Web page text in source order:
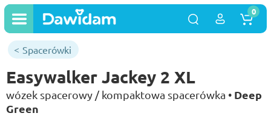
0
Spacerówki
Easywalker Jackey 2 XL
wózek spacerowy / kompaktowa spacerówka • Deep
Green